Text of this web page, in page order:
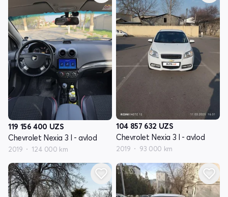
119 156 400 UZS
Chevrolet Nexia 3 I - avlod
2019 124 000 km
104 857 632 UZS
Chevrolet Nexia 3 I - avlod
2019 93 000 km